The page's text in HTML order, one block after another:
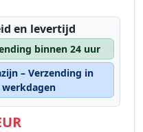
en levertijd
binnen 24 uur
– Verzending in